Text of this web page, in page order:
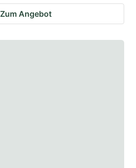
Zum Angebot